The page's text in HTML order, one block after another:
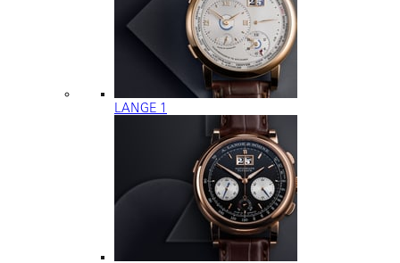
LANGE 1